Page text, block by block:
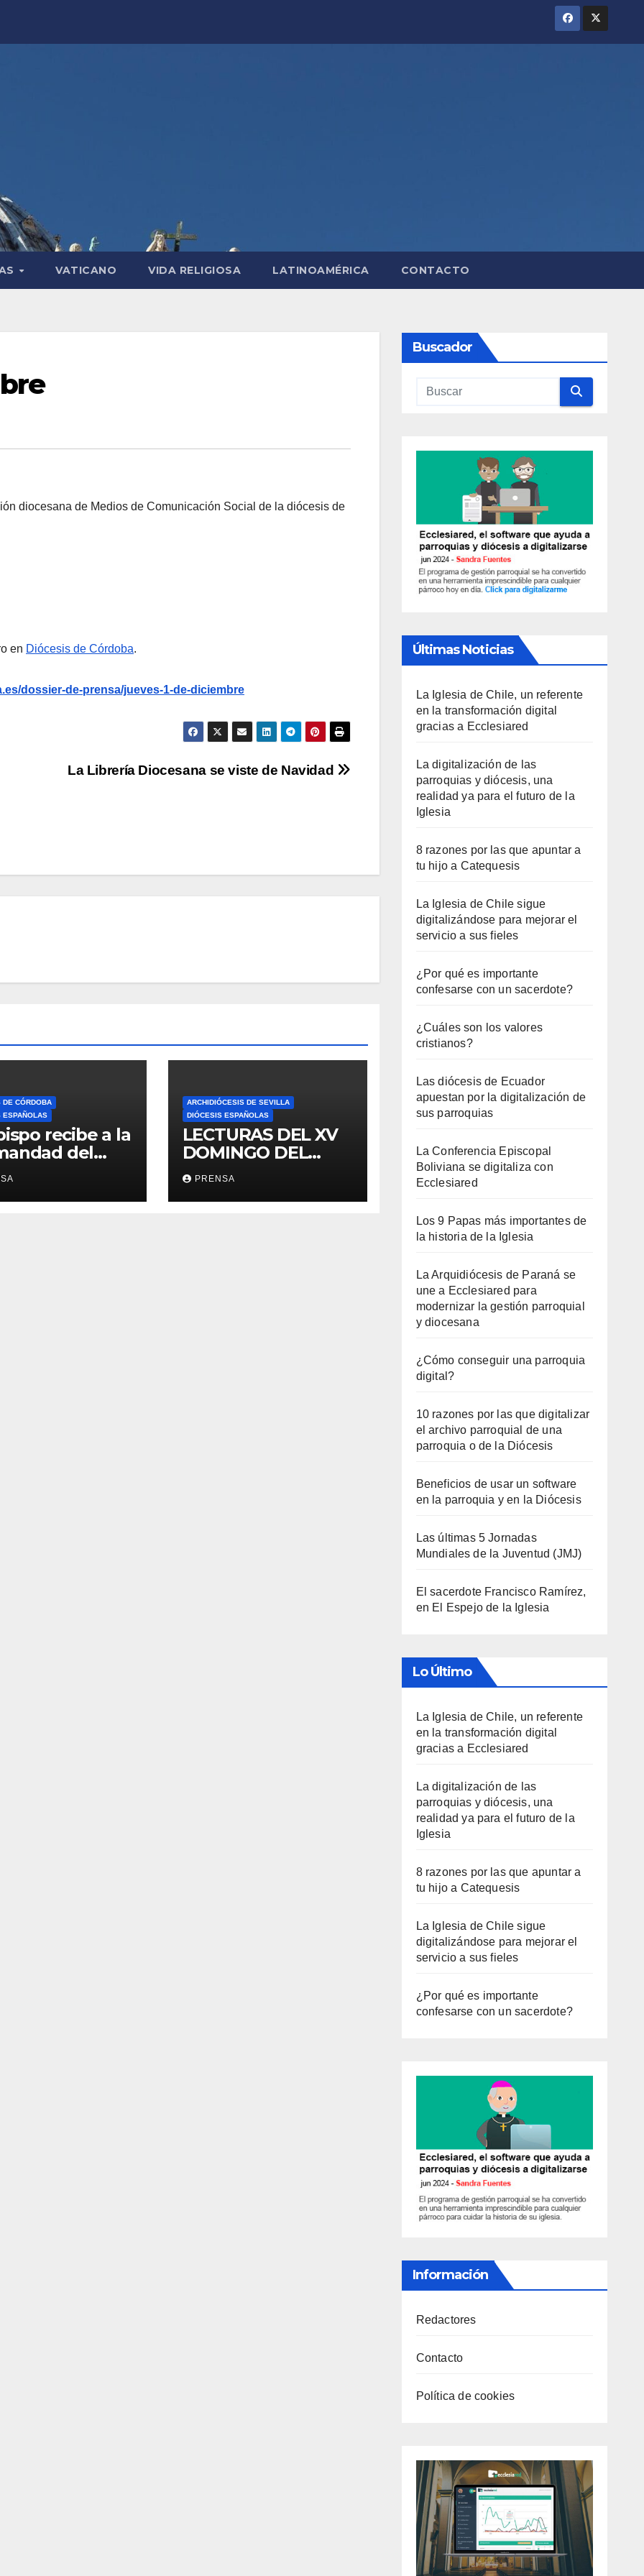
VATICANO VIDA RELIGIOSA LATINOAMÉRICA CONTACTO
diocesana de Medios de Comunicación Social de la diócesis de
en Diócesis de Córdoba.
dossier-de-prensa/jueves-1-de-diciembre
La Librería Diocesana se viste de Navidad
DE CÓRDOBA
ESPAÑOLAS
recibe a la
del
ARCHIDIÓCESIS DE SEVILLA
DIÓCESIS ESPAÑOLAS
LECTURAS DEL XV
DOMINGO DEL
TIEMPO
ORDINARIO (A)
PRENSA
Buscador
Últimas Noticias
La Iglesia de Chile, un referente
en la transformación digital
gracias a Ecclesiared
La digitalización de las
parroquias y diócesis, una
realidad ya para el futuro de la
Iglesia
8 razones por las que apuntar a
tu hijo a Catequesis
La Iglesia de Chile sigue
digitalizándose para mejorar el
servicio a sus fieles
¿Por qué es importante
confesarse con un sacerdote?
¿Cuáles son los valores
cristianos?
Las diócesis de Ecuador
apuestan por la digitalización de
sus parroquias
La Conferencia Episcopal
Boliviana se digitaliza con
Ecclesiared
Los 9 Papas más importantes de
la historia de la Iglesia
La Arquidiócesis de Paraná se
une a Ecclesiared para
modernizar la gestión parroquial
y diocesana
¿Cómo conseguir una parroquia
digital?
10 razones por las que digitalizar
el archivo parroquial de una
parroquia o de la Diócesis
Beneficios de usar un software
en la parroquia y en la Diócesis
Las últimas 5 Jornadas
Mundiales de la Juventud (JMJ)
El sacerdote Francisco Ramírez,
en El Espejo de la Iglesia
Lo Último
La Iglesia de Chile, un referente
en la transformación digital
gracias a Ecclesiared
La digitalización de las
parroquias y diócesis, una
realidad ya para el futuro de la
Iglesia
8 razones por las que apuntar a
tu hijo a Catequesis
La Iglesia de Chile sigue
digitalizándose para mejorar el
servicio a sus fieles
¿Por qué es importante
confesarse con un sacerdote?
Información
Redactores
Contacto
Política de cookies